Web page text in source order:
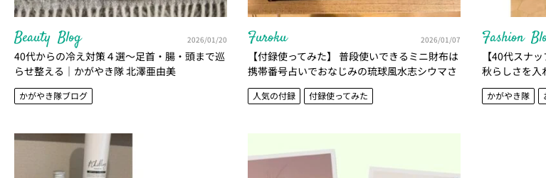
Beauty Blog 2026/01/20
40代からの冷え対策４選〜足首・腸・頭まで巡
らせ整える｜かがやき隊 北澤亜由美
かがやき隊ブログ
Furoku 2026/01/07
【付録使ってみた】 普段使いできるミニ財布は
携帯番号占いでおなじみの琉球風水志シウマさ
ん全面監修！｜かがやき隊 北澤 亜由美
人気の付録 付録使ってみた
Fashion
【40代スナ
秋らしさを入
北澤亜由美さ
かがやき隊